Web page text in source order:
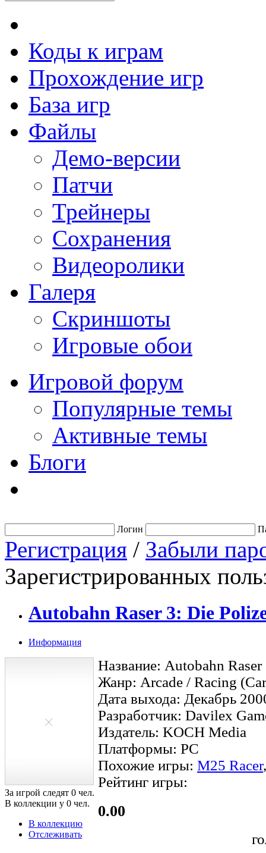
Коды к играм
Прохождение игр
База игр
Файлы
Демо-версии
Патчи
Трейнеры
Сохранения
Видеоролики
Галеря
Скриншоты
Игровые обои
Игровой форум
Популярные темы
Активные темы
Блоги
Логин
Регистрация / Забыли
Зарегистрированных
Autobahn Raser 3: Die
Информация
За игрой следят 0 чел.
В коллекции у 0 чел.
В коллекцию
Отслеживать
Название: Autobahn
Жанр: Arcade / Racing
Дата выхода: Декабрь
Разработчик: Davilex
Издатель: KOCH Media
Платформы: PC
Похожие игры: M25 Racer
Рейтинг игры:
0.00